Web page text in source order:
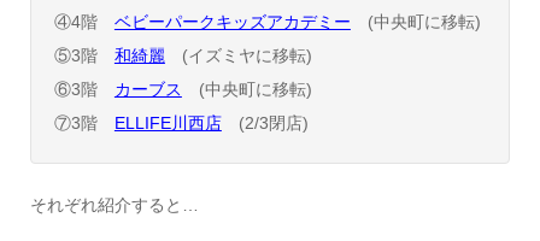
④4階 ベビーパークキッズアカデミー (中央町に移転)
⑤3階 和綺麗(イズミヤに移転)
⑥3階 カーブス
(中央町に移転)
⑦3階 ELLIFE川西店(2/3閉店)
それぞれ紹介すると…